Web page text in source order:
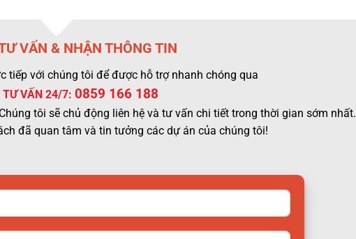
VẤN & NHẬN THÔNG TIN
tiếp với chúng tôi để được hỗ trợ nhanh chóng qua
TƯ VẤN 24/7: 0859 166 188
tôi sẽ chủ động liên hệ và tư vấn chi tiết trong thời gian sớm nhất.
đã quan tâm và tin tưởng các dự án của chúng tôi!